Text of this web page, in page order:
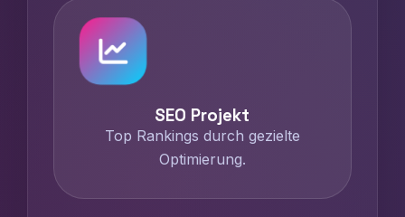
SEO Projekt
Top Rankings durch gezielte
Optimierung.